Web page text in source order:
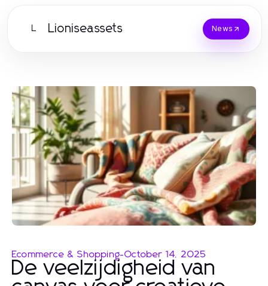
L Lioniseassets News
Ecommerce & Shopping-October 14, 2025
De veelzijdigheid van